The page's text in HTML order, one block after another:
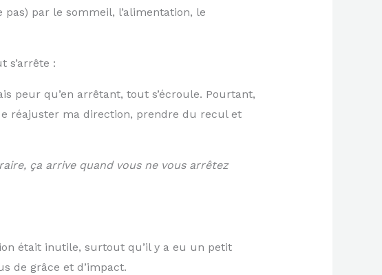
par le sommeil, l’alimentation, le
s’arrête :
peur qu’en arrêtant, tout s’écroule. Pourtant,
réajuster ma direction, prendre du recul et
ça arrive quand vous ne vous arrêtez
était inutile, surtout qu’il y a eu un petit
de grâce et d’impact.